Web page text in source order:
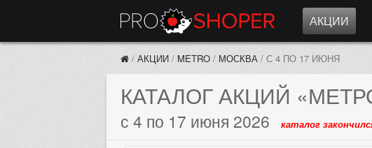
АКЦИИ
/ АКЦИИ / METRO / МОСКВА / С 4 ПО 17 ИЮНЯ
КАТАЛОГ АКЦИЙ
с 4 по 17 июня 2026 каталог